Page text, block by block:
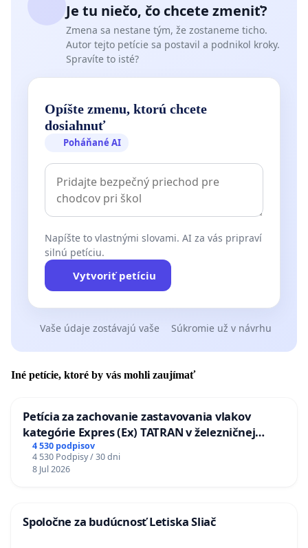
Je tu niečo, čo chcete zmeniť?
Zmena sa nestane tým, že zostaneme ticho.
Autor tejto petície sa postavil a podnikol kroky.
Spravíte to isté?
Opíšte zmenu, ktorú chcete
dosiahnuť
Poháňané AI
Napíšte to vlastnými slovami. AI za vás pripraví
silnú petíciu.
Vytvoriť petíciu
Vaše údaje zostávajú vaše Súkromie už v návrhu
Iné petície, ktoré by vás mohli zaujímať
Petícia za zachovanie zastavovania vlakov
kategórie Expres (Ex) TATRAN v železničnej
stanici Púchov
4 530 podpisov
4 530 Podpisy / 30 dni
8 Jul 2026
Spoločne za budúcnosť Letiska Sliač